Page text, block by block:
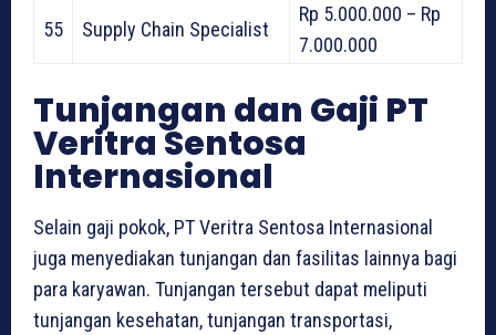
55 Supply Chain Specialist
Rp 5.000.000 – Rp
7.000.000
Tunjangan dan Gaji PT
Veritra Sentosa
Internasional
Selain gaji pokok, PT Veritra Sentosa Internasional
juga menyediakan tunjangan dan fasilitas lainnya bagi
para karyawan. Tunjangan tersebut dapat meliputi
tunjangan kesehatan, tunjangan transportasi,